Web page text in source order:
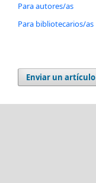
Para autores/as
Para bibliotecarios/as
Enviar un artículo